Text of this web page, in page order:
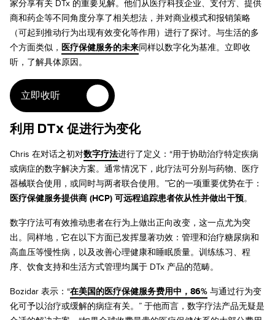
家分享有关 DTx 的重要见解。他们从医疗科技企业、支付方、提供
商和药企等不同角度分享了相关想法，并对商业模式和报销策略
（可起到推动行为出现有效变化等作用）进行了探讨。与生活的多
个方面类似， 医疗保健服务的未来同样以数字化为基准。立即收
听，了解具体原因。
立即收听
利用 DTx 促进行为变化
Chris 在对话之初对数字疗法进行了定义：“用于协助治疗特定疾病
或病症的数字解决方案。通常情况下，此疗法可分别与药物、医疗
器械联合使用，或同时与两者联合使用。”它的一项重要优势在于：
医疗保健服务提供商 (HCP) 可远程追踪患者依从性并做出干预。
数字疗法可有效推动患者在行为上做出正向改变，这一点尤为突
出。同样地，它在以下方面已发挥显著功效：管理和治疗糖尿病和
高血压等慢性病，以及改善心理健康和睡眠质量。训练练习、程
序、饮食支持和生活方式管理均属于 DTx 产品的范畴。
Bozidar 表示：“在美国的医疗保健服务费用中，86% 与通过行为变
化可予以治疗或缓解的病症有关。” 于他而言，数字疗法产品无疑是